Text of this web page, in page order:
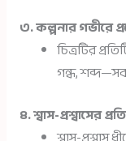
৩. কল্পনার গভীরে
চিত্রটির
গন্ধ,
৪. শ্বাস-প্রশ্বাসের